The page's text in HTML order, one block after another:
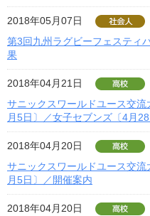
2018年05月07日
第3回九州ラグビーフェスティ
果
2018年04月21日
サニックスワールドユース交
月5日〕／女子セブンズ〔4月
2018年04月20日
サニックスワールドユース交
月5日〕／開催案内
2018年04月20日